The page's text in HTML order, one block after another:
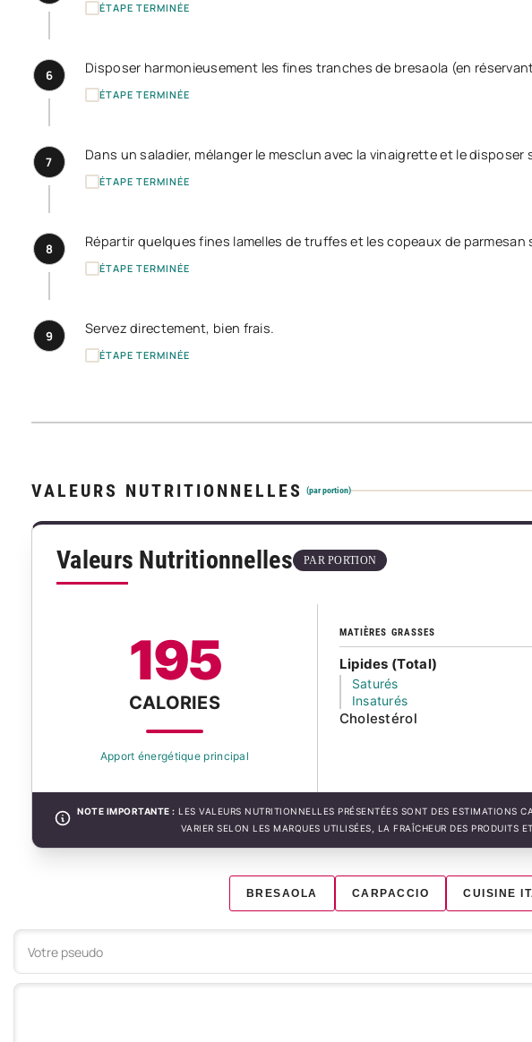
ÉTAPE TERMINÉE
6 Disposer harmonieusement les fines tranches de bresaola (en
ÉTAPE TERMINÉE
7 Dans un saladier, mélanger le mesclun avec la vinaigrette et le disposer
ÉTAPE TERMINÉE
8 Répartir quelques fines lamelles de truffes et les copeaux de parmesan
ÉTAPE TERMINÉE
9 Servez directement, bien frais.
ÉTAPE TERMINÉE
VALEURS NUTRITIONNELLES (par portion)
Valeurs Nutritionnelles PAR PORTION
195
CALORIES
Apport énergétique principal
MATIÈRES GRASSES
Lipides (Total)
Saturés
Insaturés
Cholestérol
NOTE IMPORTANTE : LES VALEURS NUTRITIONNELLES PRÉSENTÉES SONT DES ESTIMATIONS
VARIER SELON LES MARQUES UTILISÉES, LA FRAÎCHEUR DES PRODUITS
BRESAOLA CARPACCIO CUISINE
Votre commentaire